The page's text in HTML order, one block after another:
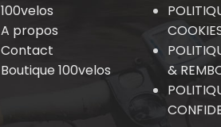
100velos
A propos
Contact
Boutique 100velos
&